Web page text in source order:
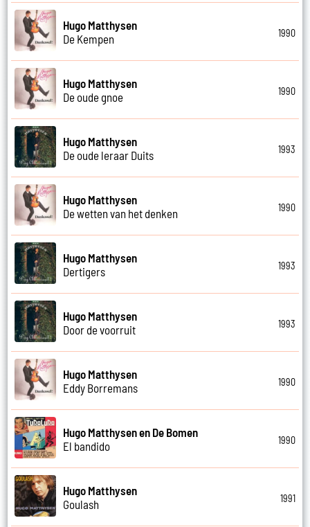
Hugo Matthysen
De Kempen
1990
Hugo Matthysen
De oude gnoe
1990
Hugo Matthysen
De oude leraar Duits
1993
Hugo Matthysen
De wetten van het denken
1990
Hugo Matthysen
Dertigers
1993
Hugo Matthysen
Door de voorruit
1993
Hugo Matthysen
Eddy Borremans
1990
Hugo Matthysen en De Bomen
El bandido
1990
Hugo Matthysen
Goulash
1991